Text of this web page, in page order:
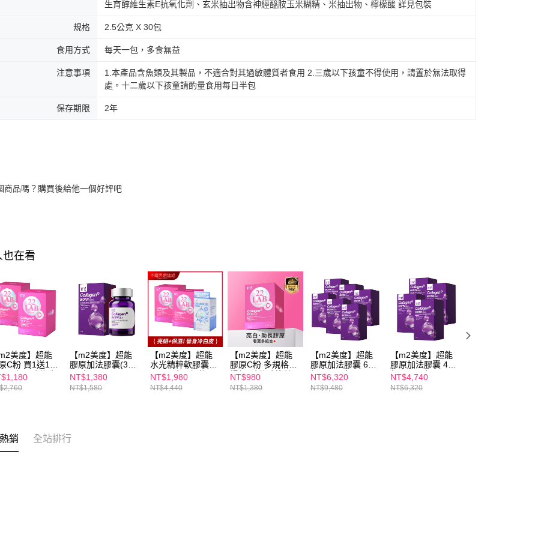
生育醇維生素E抗氧化劑、玄米抽出物含神經醯胺玉米糊精、米抽出物、檸檬酸 詳見包裝
規格 2.5公克 X 30包
食用方式 每天一包，多食無益
注意事項
1.本產品含魚類及其製品，不適合對其過敏體質者食用 2.三歲以下孩童不得使用，請置於無法取得
處。十二歲以下孩童請酌量食用每日半包
保存期限 2年
商品嗎？購買後給他一個好評吧
也在看
m2美度】超能
C粉 買1送1組
入/盒) -孫藝珍
【m2美度】超能
膠原加法膠囊(30
入/盒)
NT$1,380
NT$1,580
【m2美度】超能
水光精粹軟膠囊
(24入/盒)+超能膠
原C粉(30入/盒)x2
NT$1,980
NT$4,440
【m2美度】超能
膠原C粉 多規格賣
場組-孫藝珍推薦
(30入/盒)
NT$980
NT$1,380
【m2美度】超能
膠原加法膠囊 6盒
組(30入/盒)
NT$6,320
NT$9,480
【m2美度】超能
膠原加法膠囊 4盒
組(30入/盒)
NT$4,740
NT$6,320
銷 全站排行